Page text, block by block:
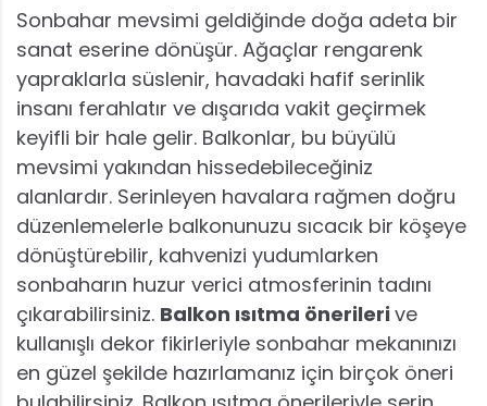
Sonbahar mevsimi geldiğinde doğa adeta bir
sanat eserine dönüşür. Ağaçlar rengarenk
yapraklarla süslenir, havadaki hafif serinlik
insanı ferahlatır ve dışarıda vakit geçirmek
keyifli bir hale gelir. Balkonlar, bu büyülü
mevsimi yakından hissedebileceğiniz
alanlardır. Serinleyen havalara rağmen doğru
düzenlemelerle balkonunuzu sıcacık bir köşeye
dönüştürebilir, kahvenizi yudumlarken
sonbaharın huzur verici atmosferinin tadını
çıkarabilirsiniz. Balkon ısıtma önerilerive
kullanışlı dekor fikirleriyle sonbahar mekanınızı
en güzel şekilde hazırlamanız için birçok öneri